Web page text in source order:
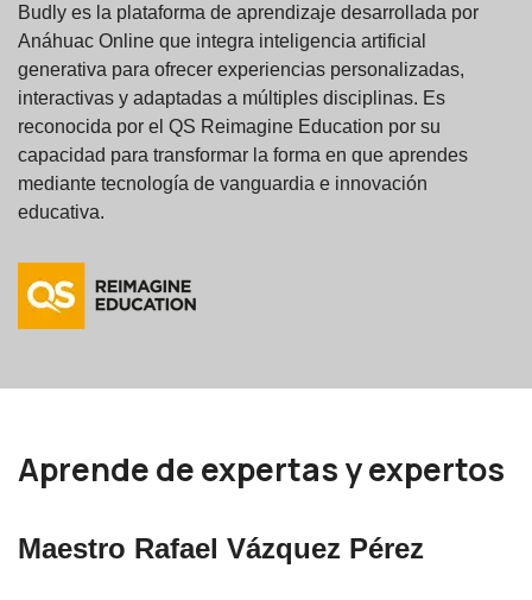
Budly es la plataforma de aprendizaje desarrollada por
Anáhuac Online que integra inteligencia artificial
generativa para ofrecer experiencias personalizadas,
interactivas y adaptadas a múltiples disciplinas. Es
reconocida por el QS Reimagine Education por su
capacidad para transformar la forma en que aprendes
mediante tecnología de vanguardia e innovación
educativa.
Aprende de expertas y expertos
Maestro Rafael Vázquez Pérez